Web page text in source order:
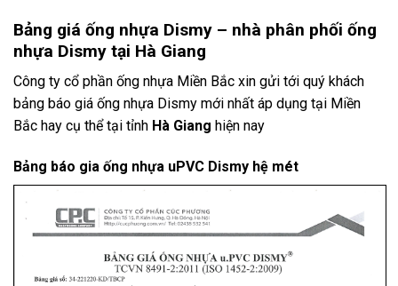
Bảng giá ống nhựa Dismy – nhà phân phối ống
nhựa Dismy tại Hà Giang
Công ty cổ phần ống nhựa Miền Bắc xin gửi tới quý khách
bảng báo giá ống nhựa Dismy mới nhất áp dụng tại Miền
Bắc hay cụ thể tại tỉnh Hà Giang hiện nay
Bảng báo gia ống nhựa uPVC Dismy hệ mét